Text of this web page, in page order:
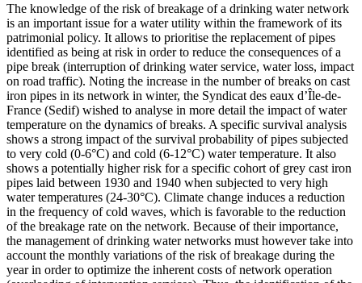
The knowledge of the risk of breakage of a drinking water network
is an important issue for a water utility within the framework of its
patrimonial policy. It allows to prioritise the replacement of pipes
identified as being at risk in order to reduce the consequences of a
pipe break (interruption of drinking water service, water loss, impact
on road traffic). Noting the increase in the number of breaks on cast
iron pipes in its network in winter, the Syndicat des eaux d’Île-de-
France (Sedif) wished to analyse in more detail the impact of water
temperature on the dynamics of breaks. A specific survival analysis
shows a strong impact of the survival probability of pipes subjected
to very cold (0-6°C) and cold (6-12°C) water temperature. It also
shows a potentially higher risk for a specific cohort of grey cast iron
pipes laid between 1930 and 1940 when subjected to very high
water temperatures (24-30°C). Climate change induces a reduction
in the frequency of cold waves, which is favorable to the reduction
of the breakage rate on the network. Because of their importance,
the management of drinking water networks must however take into
account the monthly variations of the risk of breakage during the
year in order to optimize the inherent costs of network operation